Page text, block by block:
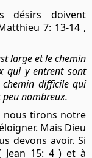
désirs doivent
7: 13-14 ,
large et le chemin
qui y entrent sont
difficile qui
nombreux.
nous tirons notre
Mais Dieu
devons avoir. Si
Jean 15: 4 ) et à